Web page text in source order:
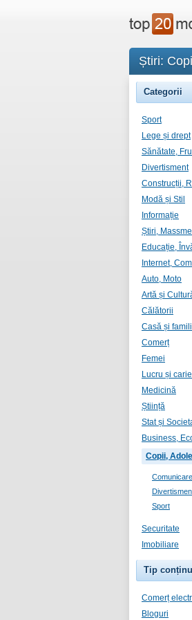
Știri:
Categorii
Sport
Lege și drept
Sănătate,
Divertisment
Construcții,
Modă și Stil
Informație
Știri,
Educație,
Internet,
Auto, Moto
Artă și
Călătorii
Casă și
Comerț
Femei
Lucru și
Medicină
Știință
Stat și
Business,
Copii,
Comunicare
Sport
Securitate
Imobiliare
Tip
Comerț
Bloguri